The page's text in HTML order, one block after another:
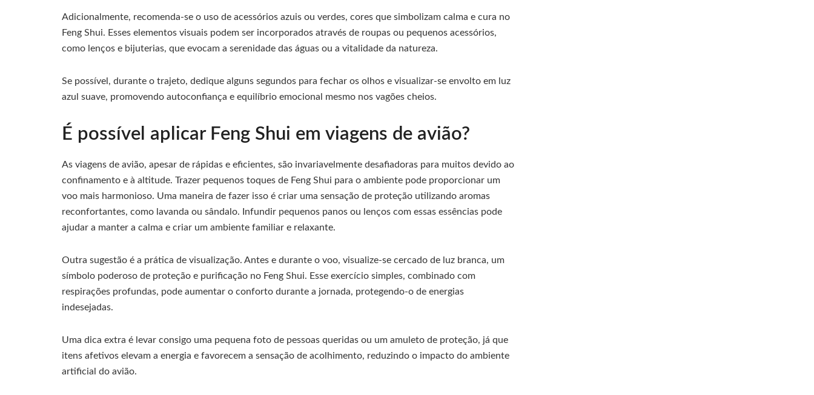
Adicionalmente, recomenda-se o uso de acessórios azuis ou verdes, cores que simbolizam calma e cura no
Feng Shui. Esses elementos visuais podem ser incorporados através de roupas ou pequenos acessórios,
como lenços e bijuterias, que evocam a serenidade das águas ou a vitalidade da natureza.
Se possível, durante o trajeto, dedique alguns segundos para fechar os olhos e visualizar-se envolto em luz
azul suave, promovendo autoconfiança e equilíbrio emocional mesmo nos vagões cheios.
É possível aplicar Feng Shui em viagens de avião?
As viagens de avião, apesar de rápidas e eficientes, são invariavelmente desafiadoras para muitos devido ao
confinamento e à altitude. Trazer pequenos toques de Feng Shui para o ambiente pode proporcionar um
voo mais harmonioso. Uma maneira de fazer isso é criar uma sensação de proteção utilizando aromas
reconfortantes, como lavanda ou sândalo. Infundir pequenos panos ou lenços com essas essências pode
ajudar a manter a calma e criar um ambiente familiar e relaxante.
Outra sugestão é a prática de visualização. Antes e durante o voo, visualize-se cercado de luz branca, um
símbolo poderoso de proteção e purificação no Feng Shui. Esse exercício simples, combinado com
respirações profundas, pode aumentar o conforto durante a jornada, protegendo-o de energias
indesejadas.
Uma dica extra é levar consigo uma pequena foto de pessoas queridas ou um amuleto de proteção, já que
itens afetivos elevam a energia e favorecem a sensação de acolhimento, reduzindo o impacto do ambiente
artificial do avião.